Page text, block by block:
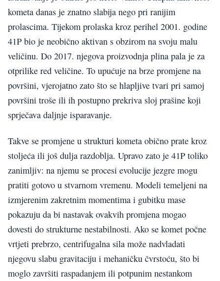
kometa danas je znatno slabija nego pri ranijim
prolascima. Tijekom prolaska kroz perihel 2001. godine
41P bio je neobično aktivan s obzirom na svoju malu
veličinu. Do 2017. njegova proizvodnja plina pala je za
otprilike red veličine. To upućuje na brze promjene na
površini, vjerojatno zato što se hlapljive tvari pri samoj
površini troše ili ih postupno prekriva sloj prašine koji
sprječava daljnje isparavanje.
Takve se promjene u strukturi kometa obično prate kroz
stoljeća ili još dulja razdoblja. Upravo zato je 41P toliko
zanimljiv: na njemu se procesi evolucije jezgre mogu
pratiti gotovo u stvarnom vremenu. Modeli temeljeni na
izmjerenim zakretnim momentima i gubitku mase
pokazuju da bi nastavak ovakvih promjena mogao
dovesti do strukturne nestabilnosti. Ako se komet počne
vrtjeti prebrzo, centrifugalna sila može nadvladati
njegovu slabu gravitaciju i mehaničku čvrstoću, što bi
moglo završiti raspadanjem ili potpunim nestankom